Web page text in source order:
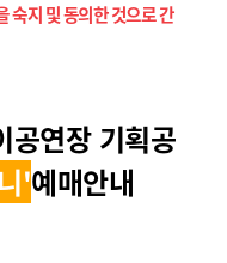
숙지 및 동의한 것으로 간
공연장 기획공
'예매안내